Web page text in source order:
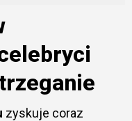
zyskuje coraz